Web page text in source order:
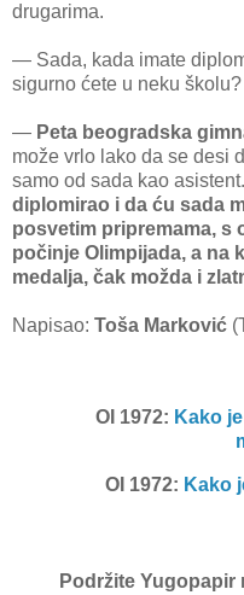
drugarima.
— Sada, kada imate
sigurno ćete u neku školu?
— Peta beogradska
može vrlo lako da se desi
samo od sada kao asistent.
diplomirao i da ću sada
posvetim pripremama, s
počinje Olimpijada, a na
medalja, čak možda i
Napisao: Toša Marković
OI 1972: Kako
OI 1972: Kako
Podržite Yugopapir